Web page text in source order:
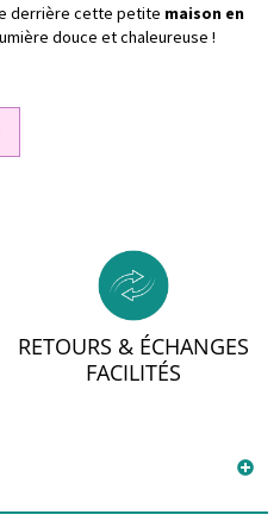
derrière cette petite maison en
douce et chaleureuse !
RETOURS & ÉCHANGES
FACILITÉS